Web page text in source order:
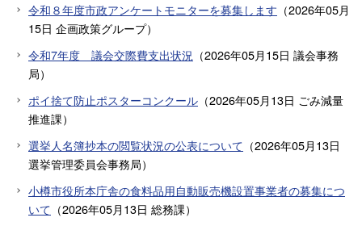
令和８年度市政アンケートモニターを募集します （2026年05月
15日 企画政策グループ）
令和7年度 議会交際費支出状況 （2026年05月15日 議会事務
局）
ポイ捨て防止ポスターコンクール （2026年05月13日 ごみ減量
推進課）
選挙人名簿抄本の閲覧状況の公表について （2026年05月13日
選挙管理委員会事務局）
小樽市役所本庁舎の食料品用自動販売機設置事業者の募集につ
いて （2026年05月13日 総務課）